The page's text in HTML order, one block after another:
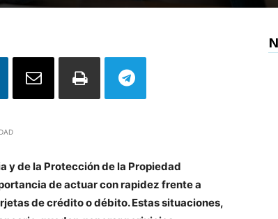
y de la Protección de la Propiedad
de actuar con rapidez frente a
de crédito o débito. Estas situaciones,